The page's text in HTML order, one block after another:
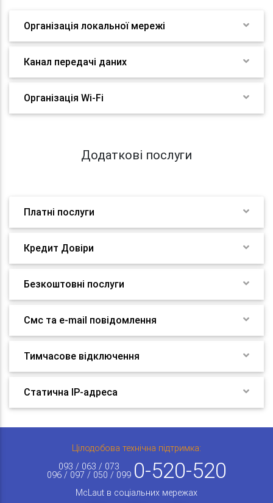
Організація локальної мережі
Канал передачі даних
Організація Wi-Fi
Додаткові послуги
Платні послуги
Кредит Довіри
Безкоштовні послуги
Смс та e-mail повідомлення
Тимчасове відключення
Статична IP-адреса
Цілодобова технічна підтримка:
093 / 063 / 073
096 / 097 / 050 / 099 0-520-520
McLaut в соціальних мережах